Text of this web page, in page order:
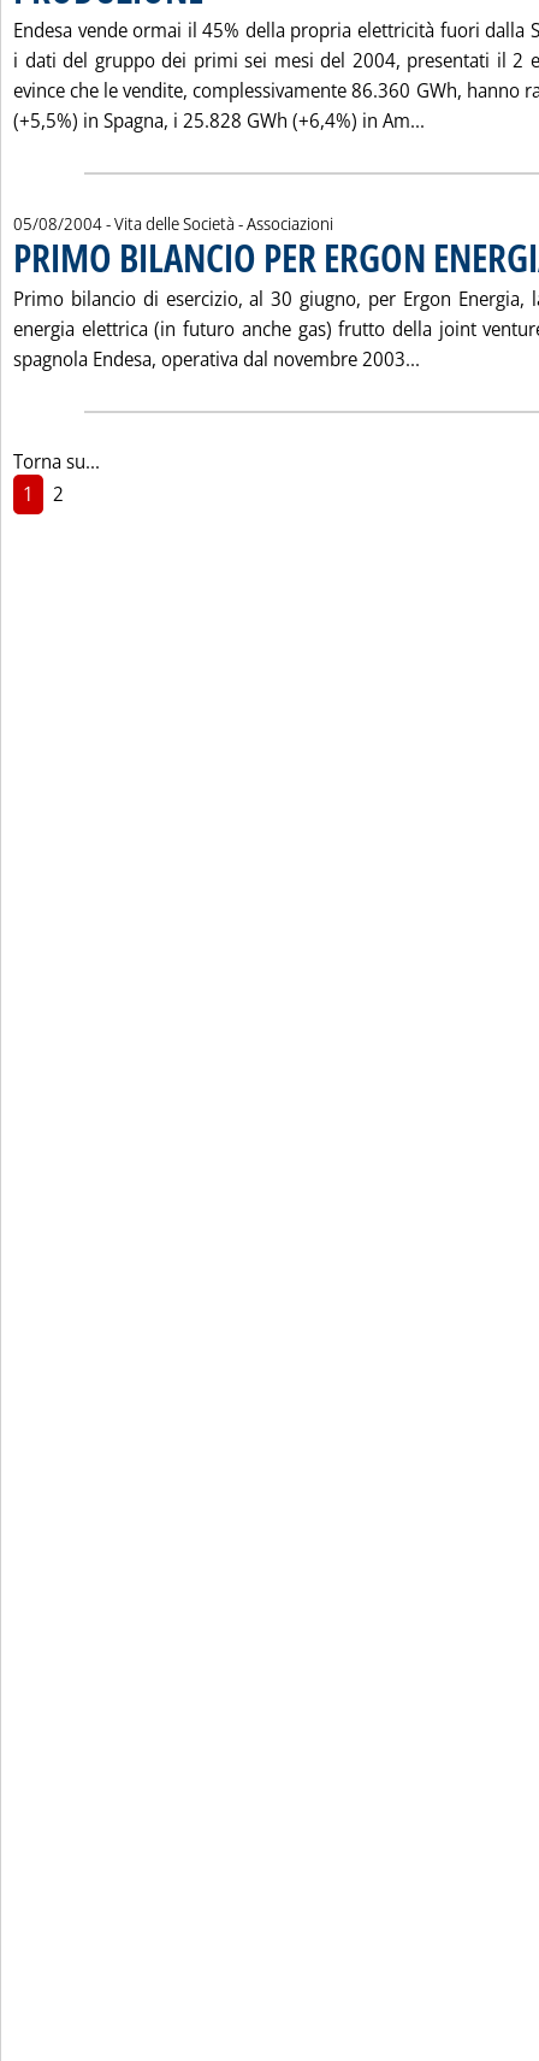
Endesa vende ormai il 45% della propria elettricità fuori dalla
i dati del gruppo dei primi sei mesi del 2004, presentati il 2
evince che le vendite, complessivamente 86.360 GWh, hanno
(+5,5%) in Spagna, i 25.828 GWh (+6,4%) in Am...
05/08/2004- Vita delle Società - Associazioni
PRIMO BILANCIO PER ERGON
Primo bilancio di esercizio, al 30 giugno, per Ergon Energia,
energia elettrica (in futuro anche gas) frutto della joint
spagnola Endesa, operativa dal novembre 2003...
Torna su...
1
2